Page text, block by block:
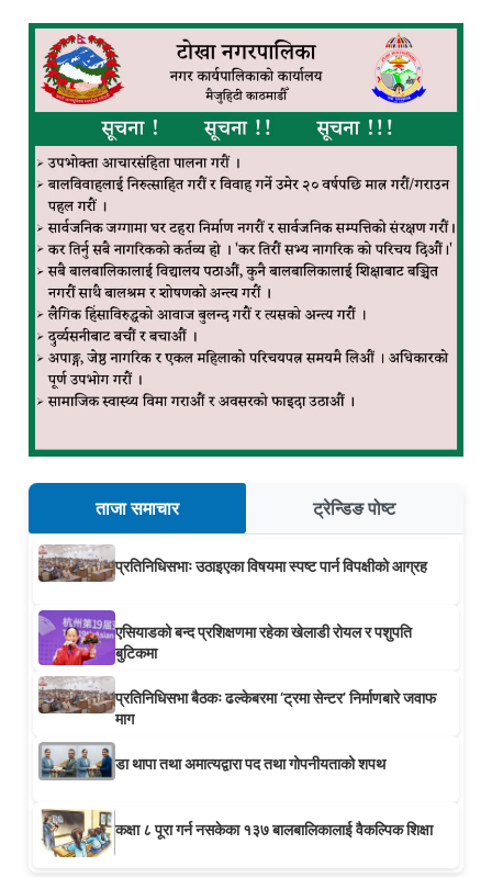
ताजा समाचार ट्रेन्डिङ पोष्ट
प्रतिनिधिसभाः उठाइएका विषयमा स्पष्ट पार्न विपक्षीको आग्रह
एसियाडको बन्द प्रशिक्षणमा रहेका खेलाडी रोयल र पशुपति
बुटिकमा
प्रतिनिधिसभा बैठकः ढल्केबरमा ‘ट्रमा सेन्टर’ निर्माणबारे जवाफ
माग
डा थापा तथा अमात्यद्वारा पद तथा गोपनीयताको शपथ
कक्षा ८ पूरा गर्न नसकेका १३७ बालबालिकालाई वैकल्पिक शिक्षा